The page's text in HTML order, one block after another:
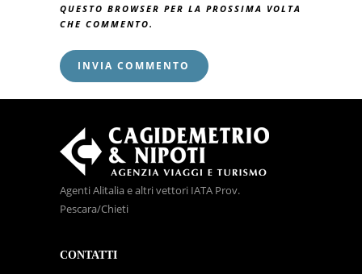
QUESTO BROWSER PER LA PROSSIMA VOLTA
CHE COMMENTO.
Agenti Alitalia e altri vettori IATA Prov.
Pescara/Chieti
CONTATTI